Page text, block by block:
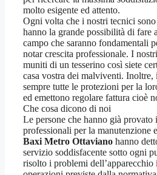
molto esigente ed attento.
Ogni volta che i nostri tecnici
hanno la grande possibilità di fare
campo che saranno fondamentali
notar crescita professionale. I
muniti di un tesserino così siete
casa vostra dei malviventi. Inoltre,
sempre tutte le protezioni per la
ed emettono regolare fattura cioè
Che cosa dicono di noi
Le persone che hanno già provato
professionali per la manutenzione e
Baxi Metro Ottaviano hanno
servizio soddisfacente sotto ogni
risolto i problemi dell’apparecchio